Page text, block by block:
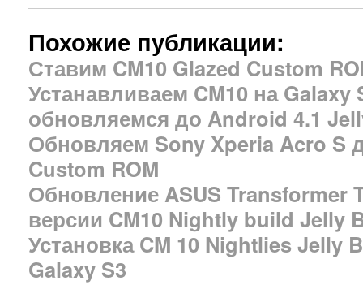
Похожие публикации:
Ставим CM10 Glazed Custom
Устанавливаем CM10 на Galaxy
обновляемся до Android 4.1
Обновляем Sony Xperia Acro S
Custom ROM
Обновление ASUS Transformer
версии CM10 Nightly build Jelly
Установка CM 10 Nightlies Jelly
Galaxy S3